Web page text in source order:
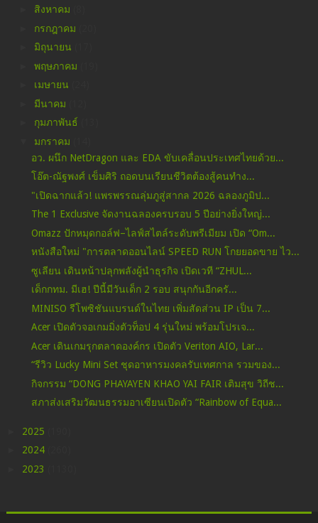
สิงหาคม
กรกฎาคม
มิถุนายน
พฤษภาคม
เมษายน
มีนาคม
กุมภาพันธ์
มกราคม
อว. ผนึก NetDragon และ EDA ขับเคลื่อนประเทศไทยด้วย...
โอ๊ต-ณัฐพงศ์ เข็มศิริ ถอดบนเรียนชีวิตต้องสู้คนทำง...
​"เปิดฉากแล้ว! แพรพรรณลุ่มภูสู่สากล 2026 ฉลองภูมิป...
The 1 Exclusive จัดงานฉลองครบรอบ 5 ปีอย่างยิ่งใหญ่...
Omazz ปักหมุดกอล์ฟ–ไลฟ์สไตล์ระดับพรีเมียม เปิด “Om...
หนังสือใหม่ "การตลาดออนไลน์ SPEED RUN โกยยอดขาย ไว...
ซูเลียน เดินหน้าปลุกพลังผู้นำธุรกิจ เปิดเวที “ZHUL...
เด็กกทม. มีเฮ! ปีนี้มีวันเด็ก 2 รอบ สนุกกันอีกครั...
MINISO รีโพซิชันแบรนด์ในไทย เพิ่มสัดส่วน IP เป็น 7...
Acer เปิดตัวจอเกมมิ่งตัวท็อป 4 รุ่นใหม่ พร้อมโปรเจ...
Acer เดินเกมรุกตลาดองค์กร เปิดตัว Veriton AIO, Lar...
“รีวิว Lucky Mini Set ชุดอาหารมงคลรับเทศกาล รวมของ...
กิจกรรม “DONG PHAYAYEN KHAO YAI FAIR เติมสุข วิถีช...
สภาส่งเสริมวัฒนธรรมอาเซียนเปิดตัว “Rainbow of Equa...
2025
2024
2023